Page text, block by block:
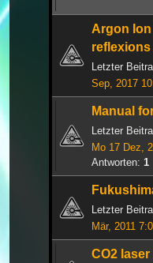
Argon
reflexions
Letzter
Sep, 2017
Manual
Letzter
Mo 17 Dez,
Antworten: 1
Letzter
Mär, 2011
CO2